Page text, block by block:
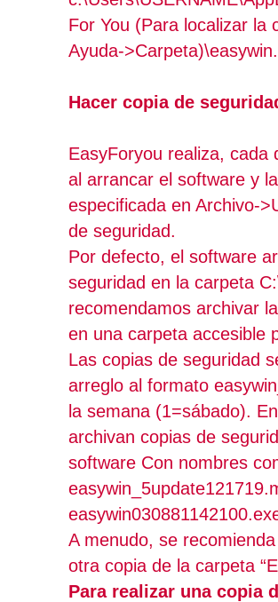
For You (Para localizar la
Ayuda-
Hacer copia de
EasyForyou realiza, cada
al arrancar el software y
especificada en Archivo-
de seguridad.
Por defecto, el software
seguridad en la carpeta
recomendamos archivar
en una carpeta accesible
Las copias de seguridad
arreglo al formato
la semana (1=sábado).
archivan copias de
software Con nombres
A menudo, se
otra copia de la carpeta
Para realizar una copia